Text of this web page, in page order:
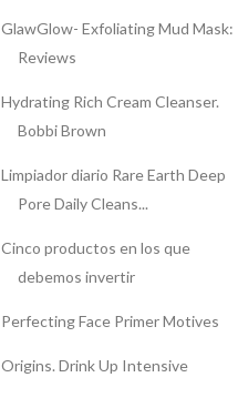
GlawGlow- Exfoliating Mud Mask:
Reviews
Hydrating Rich Cream Cleanser.
Bobbi Brown
Limpiador diario Rare Earth Deep
Pore Daily Cleans...
Cinco productos en los que
debemos invertir
Perfecting Face Primer Motives
Origins. Drink Up Intensive